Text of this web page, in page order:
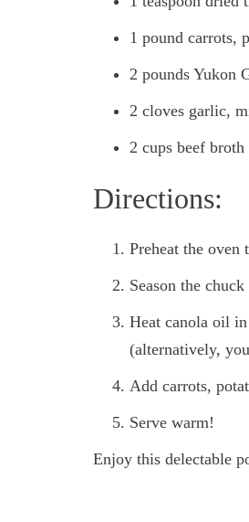
1 pound carrots,
2 pounds Yukon
2 cloves garlic,
2 cups beef broth
Directions:
Preheat the oven
Season the
Heat canola oil
(alternatively,
Add carrots,
Serve warm!
Enjoy this delectable